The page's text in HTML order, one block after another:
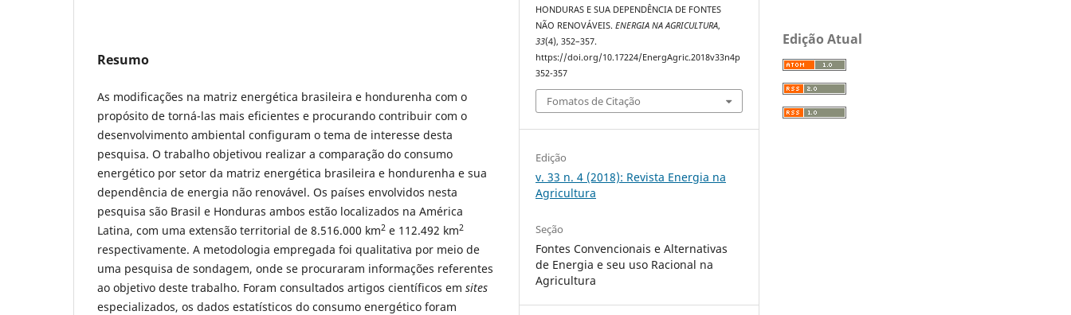
Resumo
As modificações na matriz energética brasileira e hondurenha com o
propósito de torná-las mais eficientes e procurando contribuir com o
desenvolvimento ambiental configuram o tema de interesse desta
pesquisa. O trabalho objetivou realizar a comparação do consumo
energético por setor da matriz energética brasileira e hondurenha e sua
dependência de energia não renovável. Os países envolvidos nesta
pesquisa são Brasil e Honduras ambos estão localizados na América
Latina, com uma extensão territorial de 8.516.000 km2 e 112.492 km2
respectivamente. A metodologia empregada foi qualitativa por meio de
uma pesquisa de sondagem, onde se procuraram informações referentes
ao objetivo deste trabalho. Foram consultados artigos científicos em sites
especializados, os dados estatísticos do consumo energético foram
HONDURAS E SUA DEPENDÊNCIA DE FONTES
NÃO RENOVÁVEIS.ENERGIA NA AGRICULTURA,
33(4), 352–357.
https://doi.org/10.17224/EnergAgric.2018v33n4p
352-357
Fomatos de Citação
Edição
v. 33 n. 4 (2018): Revista Energia na
Agricultura
Seção
Fontes Convencionais e Alternativas
de Energia e seu uso Racional na
Agricultura
Edição Atual